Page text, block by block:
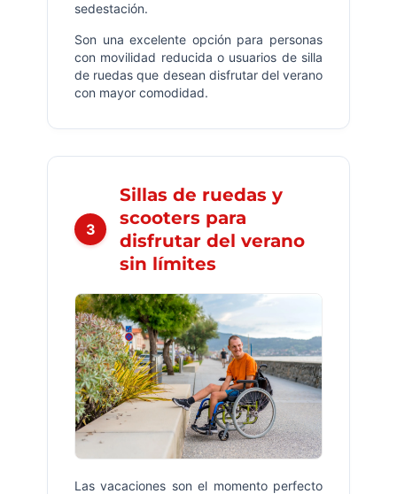
sedestación.
Son una excelente opción para personas
con movilidad reducida o usuarios de silla
de ruedas que desean disfrutar del verano
con mayor comodidad.
3
Sillas de ruedas y
scooters para
disfrutar del verano
sin límites
Las vacaciones son el momento perfecto